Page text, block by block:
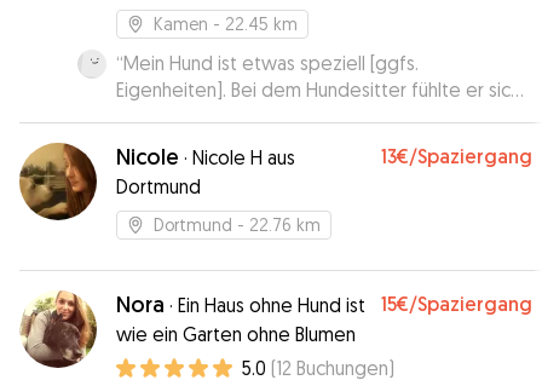
Kamen - 22.45 km
“Mein Hund ist etwas speziell [ggfs.
Eigenheiten]. Bei dem Hundesitter fühlte er sich
aber gleich wohl. Mein Hund hat gelernt [was?]
und hatte anscheinend viel Spaß. Ich habe einen
rundum glücklichen Hund zurückbekommen. ”
Nicole · Nicole H aus
Dortmund
13€/Spaziergang
Dortmund - 22.76 km
Nora · Ein Haus ohne Hund ist
wie ein Garten ohne Blumen
15€/Spaziergang
5.0 (12 Buchungen)